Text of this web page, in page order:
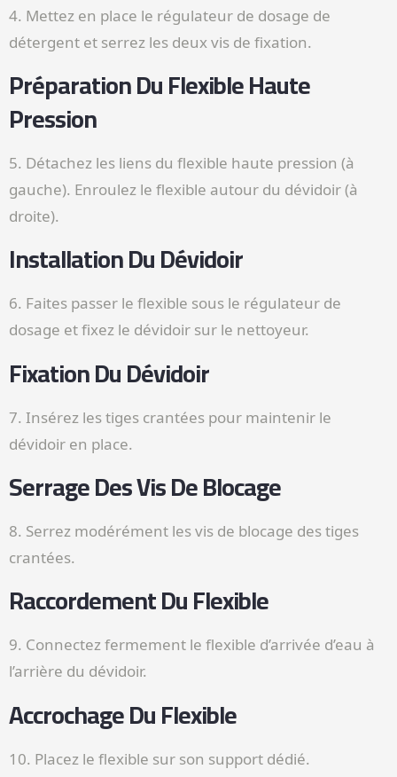
4. Mettez en place le régulateur de dosage de
détergent et serrez les deux vis de fixation.
Préparation Du Flexible Haute
Pression
5. Détachez les liens du flexible haute pression (à
gauche). Enroulez le flexible autour du dévidoir (à
droite).
Installation Du Dévidoir
6. Faites passer le flexible sous le régulateur de
dosage et fixez le dévidoir sur le nettoyeur.
Fixation Du Dévidoir
7. Insérez les tiges crantées pour maintenir le
dévidoir en place.
Serrage Des Vis De Blocage
8. Serrez modérément les vis de blocage des tiges
crantées.
Raccordement Du Flexible
9. Connectez fermement le flexible d’arrivée d’eau à
l’arrière du dévidoir.
Accrochage Du Flexible
10. Placez le flexible sur son support dédié.